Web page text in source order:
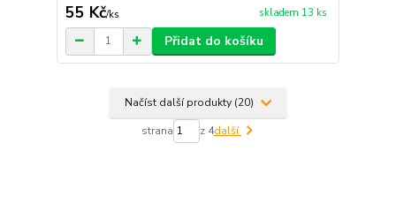
55 Kč/ks skladem 13 ks
Přidat do košíku
Načíst další produkty (20)
strana z 4další